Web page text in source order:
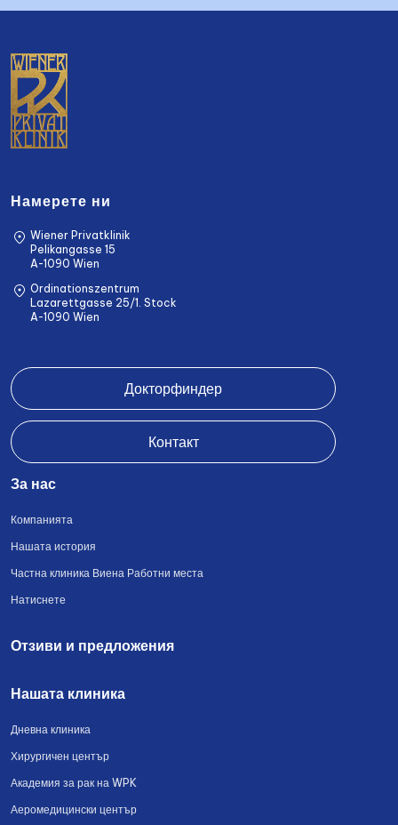
Намерете ни
Wiener Privatklinik
Pelikangasse 15
A-1090 Wien
Ordinationszentrum
Lazarettgasse 25/1. Stock
A-1090 Wien
Докторфиндер
Контакт
За нас
Компанията
Нашата история
Частна клиника Виена Работни места
Натиснете
Отзиви и предложения
Нашата клиника
Дневна клиника
Хирургичен център
Академия за рак на WPK
Аеромедицински център